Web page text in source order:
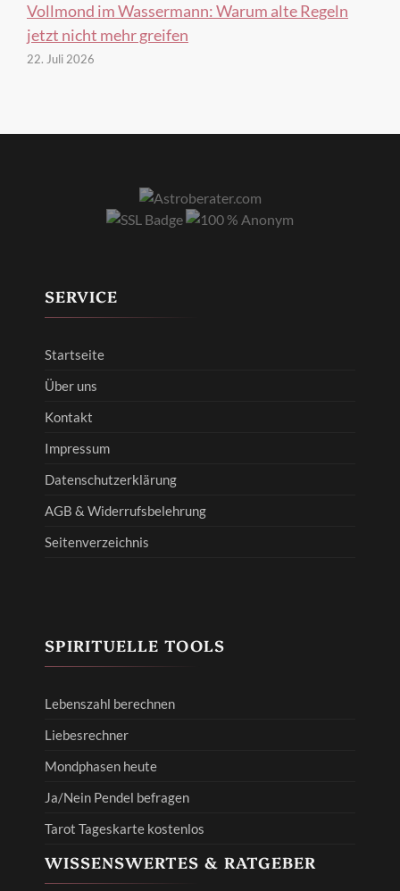
Vollmond im Wassermann: Warum alte Regeln
jetzt nicht mehr greifen
22. Juli 2026
SERVICE
Startseite
Über uns
Kontakt
Impressum
Datenschutzerklärung
AGB & Widerrufsbelehrung
Seitenverzeichnis
SPIRITUELLE TOOLS
Lebenszahl berechnen
Liebesrechner
Mondphasen heute
Ja/Nein Pendel befragen
Tarot Tageskarte kostenlos
WISSENSWERTES & RATGEBER